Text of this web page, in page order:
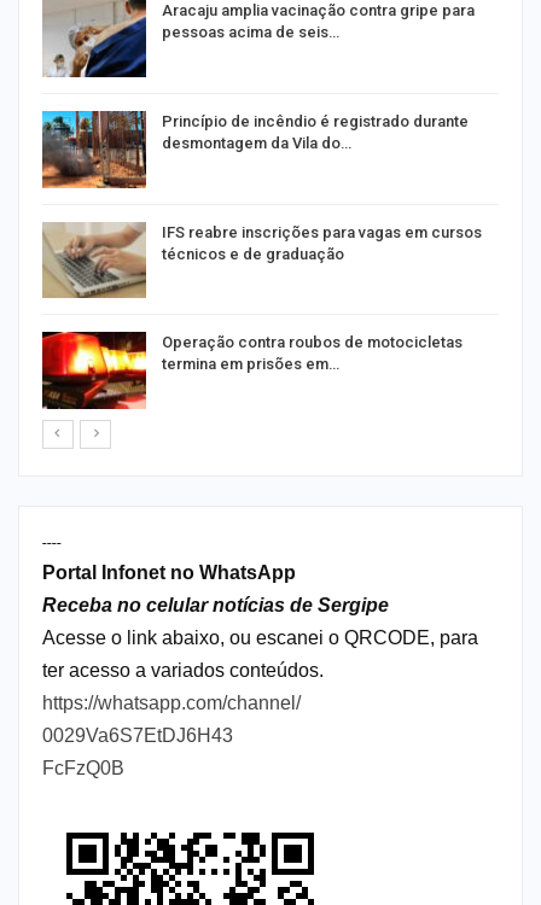
Aracaju amplia vacinação contra gripe para
pessoas acima de seis…
Princípio de incêndio é registrado durante
desmontagem da Vila do…
IFS reabre inscrições para vagas em cursos
técnicos e de graduação
Operação contra roubos de motocicletas
termina em prisões em…
----
Portal Infonet no WhatsApp
Receba no celular notícias de Sergipe
Acesse o link abaixo, ou escanei o QRCODE, para
ter acesso a variados conteúdos.
https://whatsapp.com/channel/
0029Va6S7EtDJ6H43
FcFzQ0B